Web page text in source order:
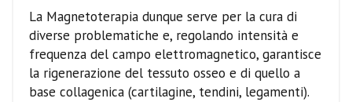
La Magnetoterapia dunque serve per la cura di
diverse problematiche e, regolando intensità e
frequenza del campo elettromagnetico, garantisce
la rigenerazione del tessuto osseo e di quello a
base collagenica (cartilagine, tendini, legamenti).